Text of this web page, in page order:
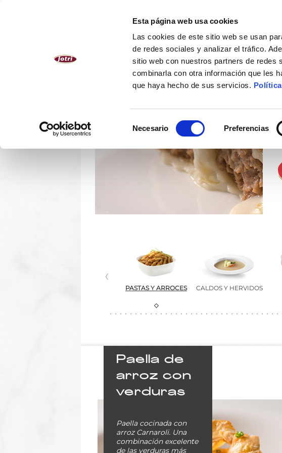
Esta página web usa cookies
Las cookies de este sitio web se usan
de redes sociales y analizar el tráfico.
sitio web con nuestros partners de redes
combinarla con otra información que les
que haya hecho de sus servicios.
Necesario Preferencias
NOSOTROS PRODUCTOS ACTUALIDAD
PASTAS Y ARROCES CALDOS Y HERVIDOS
Paella de
arroz con
verduras
Paella cocinada con
arroz Carnaroli. Una
combinación excelente
de las verduras más